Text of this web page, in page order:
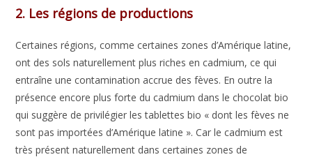
2. Les régions de productions
Certaines régions, comme certaines zones d’Amérique latine,
ont des sols naturellement plus riches en cadmium, ce qui
entraîne une contamination accrue des fèves. En outre la
présence encore plus forte du cadmium dans le chocolat bio
qui suggère de privilégier les tablettes bio « dont les fèves ne
sont pas importées d’Amérique latine ». Car le cadmium est
très présent naturellement dans certaines zones de